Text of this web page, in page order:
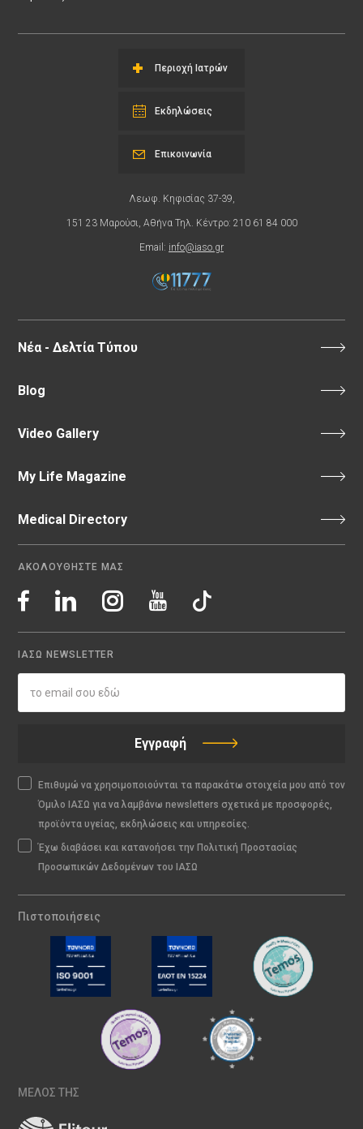
Περιοχή Ιατρών
Εκδηλώσεις
Λεωφ. Κηφισίας 37-39,
151 23 Μαρούσι, Αθήνα Τηλ. Κέντρο: 210 61 84 000
Email: info@iaso.gr
Επικοινωνία
Νέα - Δελτία Τύπου
Blog
Video Gallery
My Life Magazine
Medical Directory
ΑΚΟΛΟΥΘΗΣΤΕ ΜΑΣ
ΙΑΣΩ NEWSLETTER
Εγγραφή
Επιθυμώ να χρησιμοποιούνται τα παρακάτω στοιχεία μου από τον
Όμιλο ΙΑΣΩ για να λαμβάνω newsletters σχετικά με προσφορές,
προϊόντα υγείας, εκδηλώσεις και υπηρεσίες.
Έχω διαβάσει και κατανοήσει την Πολιτική Προστασίας
Προσωπικών Δεδομένων του ΙΑΣΩ
Πιστοποιήσεις
ΜΕΛΟΣ ΤΗΣ